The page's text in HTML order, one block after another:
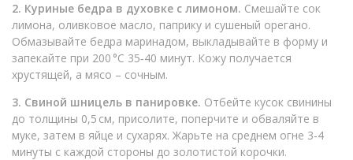
2. Куриные бедра в духовке с лимоном. Смешайте сок
лимона, оливковое масло, паприку и сушеный орегано.
Обмазывайте бедра маринадом, выкладывайте в форму и
запекайте при 200 °C 35‑40 минут. Кожу получается
хрустящей, а мясо – сочным.
3. Свиной шницель в панировке. Отбейте кусок свинины
до толщины 0,5 см, присолите, поперчите и обваляйте в
муке, затем в яйце и сухарях. Жарьте на среднем огне 3‑4
минуты с каждой стороны до золотистой корочки.